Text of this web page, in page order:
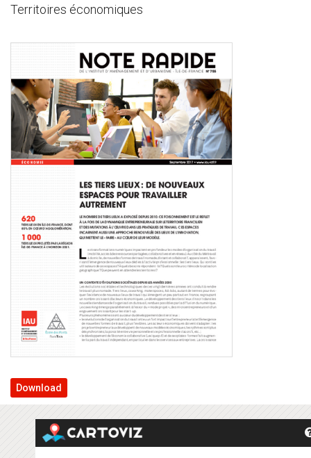
Territoires économiques
Download